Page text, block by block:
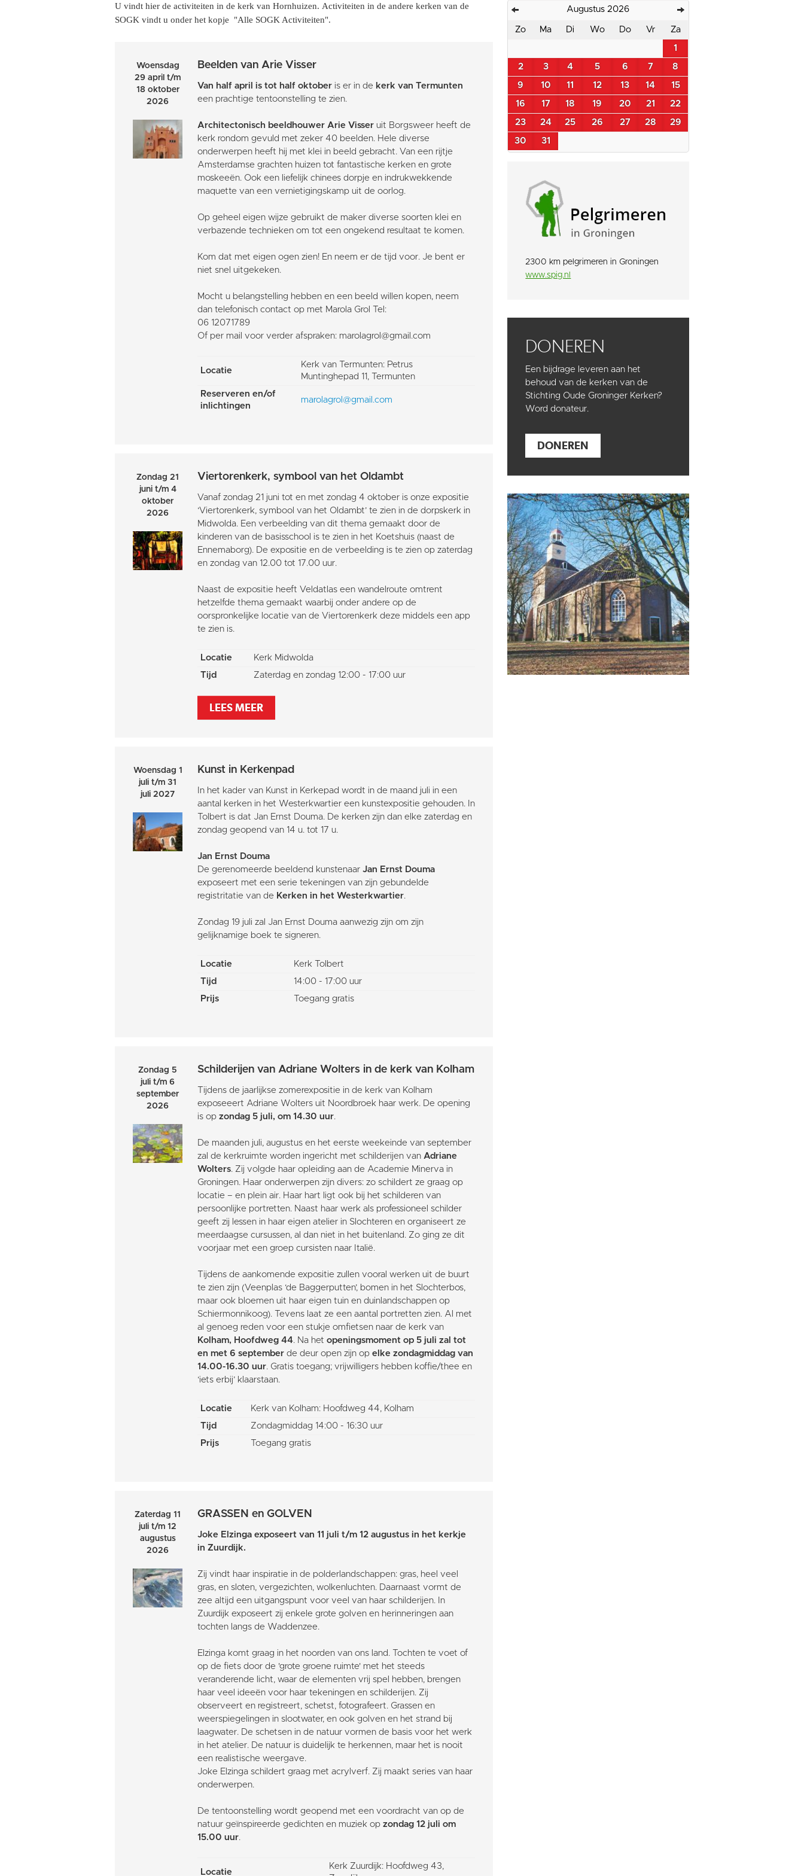
U vindt hier de activiteiten in de kerk van Hornhuizen. Activiteiten in de andere kerken van de
SOGK vindt u onder het kopje "Alle SOGK Activiteiten".
Woensdag
29 april t/m
18 oktober
2026
Beelden van Arie Visser
Van half april is tot half oktoberis er in de kerk van Termunten
een prachtige tentoonstelling te zien.
Architectonisch beeldhouwer Arie Visseruit Borgsweer heeft de
kerk rondom gevuld met zeker 40 beelden. Hele diverse
onderwerpen heeft hij met klei in beeld gebracht. Van een rijtje
Amsterdamse grachten huizen tot fantastische kerken en grote
moskeeën. Ook een liefelijk chinees dorpje en indrukwekkende
maquette van een vernietigingskamp uit de oorlog.
Op geheel eigen wijze gebruikt de maker diverse soorten klei en
verbazende technieken om tot een ongekend resultaat te komen.
Kom dat met eigen ogen zien! En neem er de tijd voor. Je bent er
niet snel uitgekeken.
Mocht u belangstelling hebben en een beeld willen kopen, neem
dan telefonisch contact op met Marola Grol Tel:
06 12071789
Of per mail voor verder afspraken: marolagrol@gmail.com
Locatie
Kerk van Termunten: Petrus
Muntinghepad 11, Termunten
Reserveren en/of
inlichtingen
marolagrol@gmail.com
Zondag 21
juni t/m 4
oktober
2026
Viertorenkerk, symbool van het Oldambt
Vanaf zondag 21 juni tot en met zondag 4 oktober is onze expositie
‘Viertorenkerk, symbool van het Oldambt’ te zien in de dorpskerk in
Midwolda. Een verbeelding van dit thema gemaakt door de
kinderen van de basisschool is te zien in het Koetshuis (naast de
Ennemaborg). De expositie en de verbeelding is te zien op zaterdag
en zondag van 12.00 tot 17.00 uur.
Naast de expositie heeft Veldatlas een wandelroute omtrent
hetzelfde thema gemaakt waarbij onder andere op de
oorspronkelijke locatie van de Viertorenkerk deze middels een app
te zien is.
Locatie
Kerk Midwolda
Tijd
Zaterdag en zondag 12:00 - 17:00 uur
LEES MEER
Woensdag 1
juli t/m 31
juli 2027
Kunst in Kerkenpad
In het kader van Kunst in Kerkepad wordt in de maand juli in een
aantal kerken in het Westerkwartier een kunstexpositie gehouden. In
Tolbert is dat Jan Ernst Douma. De kerken zijn dan elke zaterdag en
zondag geopend van 14 u. tot 17 u.
Jan Ernst Douma
De gerenomeerde beeldend kunstenaar Jan Ernst Douma
exposeert met een serie tekeningen van zijn gebundelde
registritatie van de Kerken in het Westerkwartier.
Zondag 19 juli zal Jan Ernst Douma aanwezig zijn om zijn
gelijknamige boek te signeren.
Locatie
Kerk Tolbert
Tijd
14:00 - 17:00 uur
Prijs
Toegang gratis
Zondag 5
juli t/m 6
september
2026
Schilderijen van Adriane Wolters in de kerk van Kolham
Tijdens de jaarlijkse zomerexpositie in de kerk van Kolham
exposeeert Adriane Wolters uit Noordbroek haar werk. De opening
is op zondag 5 juli, om 14.30 uur.
De maanden juli, augustus en het eerste weekeinde van september
zal de kerkruimte worden ingericht met schilderijen van Adriane
Wolters. Zij volgde haar opleiding aan de Academie Minerva in
Groningen. Haar onderwerpen zijn divers: zo schildert ze graag op
locatie – en plein air. Haar hart ligt ook bij het schilderen van
persoonlijke portretten. Naast haar werk als professioneel schilder
geeft zij lessen in haar eigen atelier in Slochteren en organiseert ze
meerdaagse cursussen, al dan niet in het buitenland. Zo ging ze dit
voorjaar met een groep cursisten naar Italië.
Tijdens de aankomende expositie zullen vooral werken uit de buurt
te zien zijn (Veenplas ‘de Baggerputten’, bomen in het Slochterbos,
maar ook bloemen uit haar eigen tuin en duinlandschappen op
Schiermonnikoog). Tevens laat ze een aantal portretten zien. Al met
al genoeg reden voor een stukje omfietsen naar de kerk van
Kolham, Hoofdweg 44. Na het openingsmoment op 5 juli zal tot
en met 6 septemberde deur open zijn op elke zondagmiddag van
14.00-16.30 uur. Gratis toegang; vrijwilligers hebben koffie/thee en
‘iets erbij’ klaarstaan.
Locatie
Kerk van Kolham: Hoofdweg 44, Kolham
Tijd
Zondagmiddag 14:00 - 16:30 uur
Prijs
Toegang gratis
Zaterdag 11
juli t/m 12
augustus
2026
GRASSEN en GOLVEN
Joke Elzinga exposeert van 11 juli t/m 12 augustus in het kerkje
in Zuurdijk.
Zij vindt haar inspiratie in de polderlandschappen: gras, heel veel
gras, en sloten, vergezichten, wolkenluchten. Daarnaast vormt de
zee altijd een uitgangspunt voor veel van haar schilderijen. In
Zuurdijk exposeert zij enkele grote golven en herinneringen aan
tochten langs de Waddenzee.
Elzinga komt graag in het noorden van ons land. Tochten te voet of
op de fiets door de 'grote groene ruimte' met het steeds
veranderende licht, waar de elementen vrij spel hebben, brengen
haar veel ideeën voor haar tekeningen en schilderijen. Zij
observeert en registreert, schetst, fotografeert. Grassen en
weerspiegelingen in slootwater, en ook golven en het strand bij
laagwater. De schetsen in de natuur vormen de basis voor het werk
in het atelier. De natuur is duidelijk te herkennen, maar het is nooit
een realistische weergave.
Joke Elzinga schildert graag met acrylverf. Zij maakt series van haar
onderwerpen.
De tentoonstelling wordt geopend met een voordracht van op de
natuur geïnspireerde gedichten en muziek op zondag 12 juli om
15.00 uur.
Locatie
Kerk Zuurdijk: Hoofdweg 43,
Augustus 2026
Zo Ma Di Wo Do Vr Za
1
2 3 4 5 6 7 8
9 10 11 12 13 14 15
16 17 18 19 20 21 22
23 24 25 26 27 28 29
30 31
2300 km pelgrimeren in Groningen
www.spig.nl
DONEREN
Een bijdrage leveren aan het
behoud van de kerken van de
Stichting Oude Groninger Kerken?
Word donateur.
DONEREN